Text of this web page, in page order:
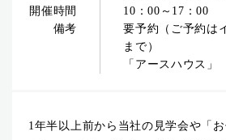
開催時間
10：00～17：00
備考
要予約（ご予約は
まで）
「アースハウス」
1年半以上前から当社の見学会や「